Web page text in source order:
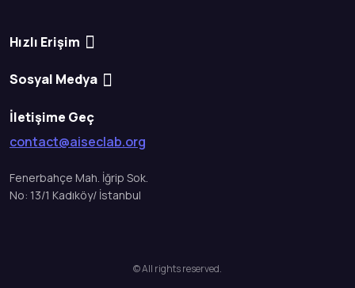
Hızlı Erişim
Sosyal Medya
İletişime Geç
contact@aiseclab.org
Fenerbahçe Mah. İğrip Sok.
No: 13/1 Kadıköy/ İstanbul
© All rights reserved.